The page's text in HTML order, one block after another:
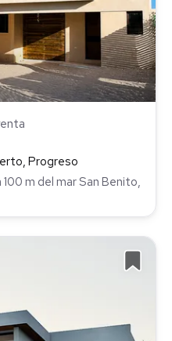
Progreso
m del mar San Benito,